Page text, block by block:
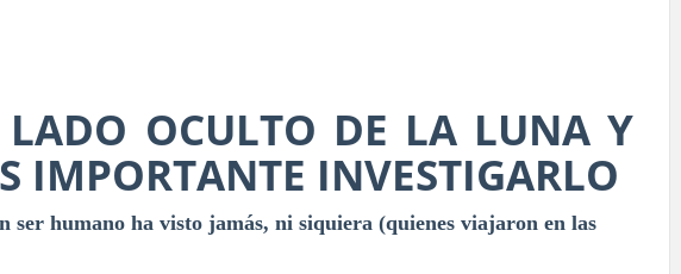
LADO OCULTO DE LA LUNA Y
IMPORTANTE INVESTIGARLO
ser humano ha visto jamás, ni siquiera (quienes viajaron en las